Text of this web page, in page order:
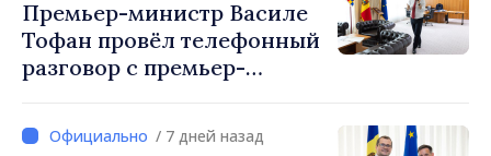
Премьер-министр Василе
Тофан провёл телефонный
разговор с премьер-
Сергеем Корецким
/ 7 дней назад